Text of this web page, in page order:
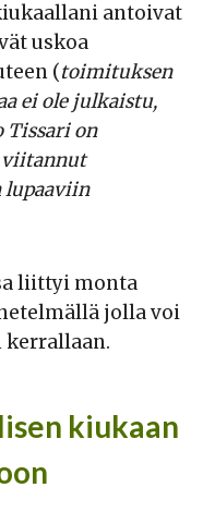
antoivat
uskoa
(toimituksen
ei ole julkaistu,
Tissari on
viitannut
lupaaviin
liittyi monta
jolla voi
kerrallaan.
kiukaan